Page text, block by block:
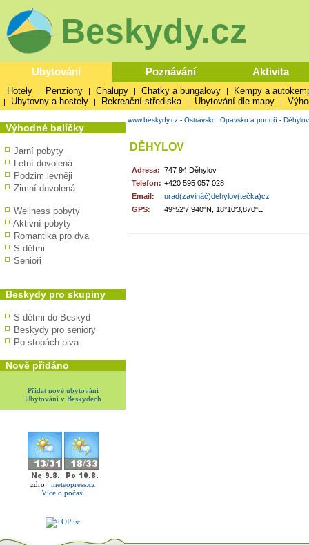
Beskydy.cz
Ubytování Poznávání Aktivita
Hotely | Penziony | Chalupy | Chatky a bungalovy | Kempy a
| Ubytovny a hostely | Rekreační střediska | Ubytování dle mapy |
Výhodné balíčky
Jarní pobyty
Letní dovolená
Podzim levněji
Zimní dovolená
Wellness pobyty
Aktivní pobyty
Romantika pro dva
S dětmi
Senioři
Beskydy pro skupiny
S dětmi do Beskyd
Beskydy pro seniory
Po stopách piva
Nově přidáno
Přidat nové ubytování
Ubytování v Beskydech
zdroj: meteopress.cz
Více o počasí
www.beskydy.cz - Ostravsko, Opavsko a poodří - Děhylov
DĚHYLOV
Adresa: 747 94 Děhylov
Telefon: +420 595 057 028
Email:
urad(zavináč)dehylov(tečka)cz
GPS:
49°52'7,940"N, 18°10'3,870"E